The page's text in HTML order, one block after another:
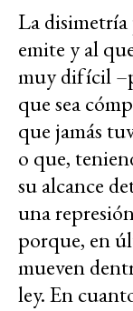
La disimetría
emite y al
muy difícil
que sea
que jamás
o que,
su alcance
una
porque, en
mueven
ley. En